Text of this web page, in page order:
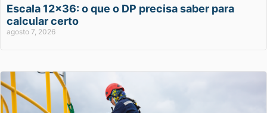
Escala 12×36: o que o DP precisa saber para
calcular certo
agosto 7, 2026